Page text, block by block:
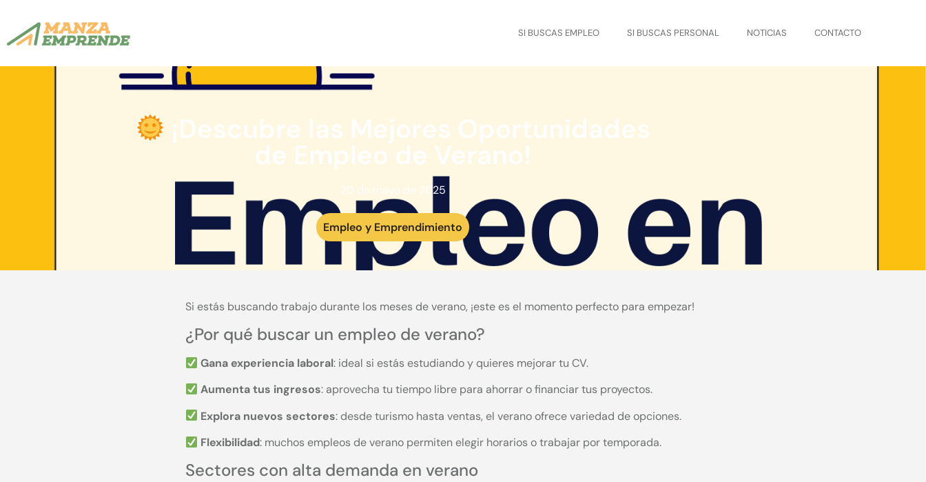
SI BUSCAS EMPLEO SI BUSCAS PERSONAL NOTICIAS CONTACTO
¡Descubre las Mejores Oportunidades
de Empleo de Verano!
20 de mayo de 2025
Empleo y Emprendimiento
Si estás buscando trabajo durante los meses de verano, ¡este es el momento perfecto para empezar!
¿Por qué buscar un empleo de verano?
Gana experiencia laboral: ideal si estás estudiando y quieres mejorar tu CV.
Aumenta tus ingresos: aprovecha tu tiempo libre para ahorrar o financiar tus proyectos.
Explora nuevos sectores: desde turismo hasta ventas, el verano ofrece variedad de opciones.
Flexibilidad: muchos empleos de verano permiten elegir horarios o trabajar por temporada.
Sectores con alta demanda en verano